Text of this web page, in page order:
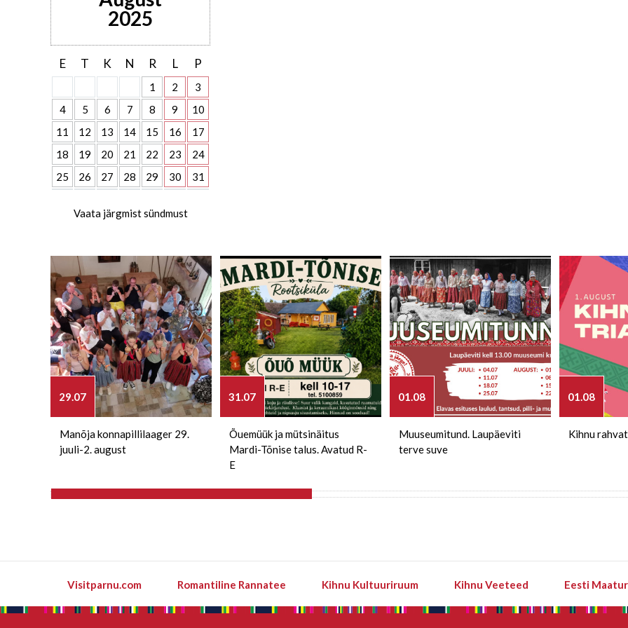
2025
E T K N R L P
1 2
3
4
5 6 7 8 9
10
11
12 13 14 15 16
17
18
19 20 21 22 23
24
25
26 27 28 29 30 31
Vaata järgmist sündmust
29.07
Manõja konnapillilaager 29.
juuli-2. august
31.07
Õuemüük ja mütsinäitus
Mardi-Tõnise talus. Avatud R-
E
01.08
Muuseumitund. Laupäeviti
terve suve
01.08
Kihnu
Visitparnu.com Romantiline Rannatee Kihnu Kultuuriruum Kihnu Veeteed Eesti